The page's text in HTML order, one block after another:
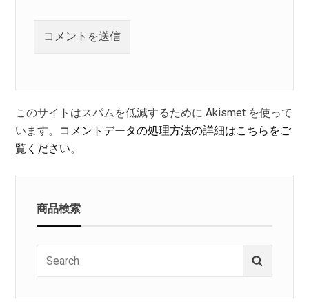
このサイトはスパムを低減するために Akismet を使って
います。 コメントデータの処理方法の詳細はこちらをご
覧ください。
商品検索